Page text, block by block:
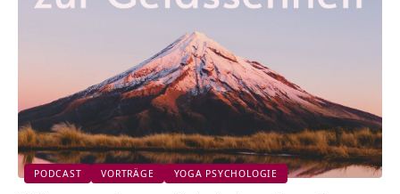
PODCAST VORTRÄGE YOGA PSYCHOLOGIE